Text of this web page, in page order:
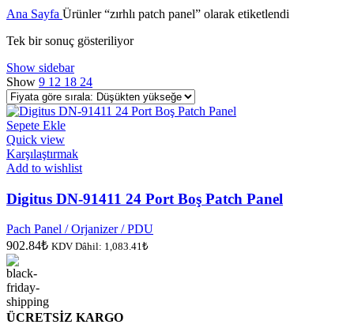
Ana Sayfa Ürünler “zırhlı patch panel” olarak etiketlendi
Tek bir sonuç gösteriliyor
Show sidebar
Show 9 12 18 24
Sepete Ekle
Quick view
Karşılaştırmak
Add to wishlist
Digitus DN-91411 24 Port Boş Patch Panel
Pach Panel / Orjanizer / PDU
902.84₺ KDV Dâhil: 1,083.41₺
ÜCRETSİZ KARGO